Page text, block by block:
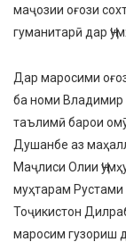
маҷозии оғози
гуманитарӣ дар
Дар маросими
ба номи Владимир
таълимӣ барои
Душанбе аз
Маҷлиси Олии
муҳтарам Рустами
Тоҷикистон
маросим гузориш